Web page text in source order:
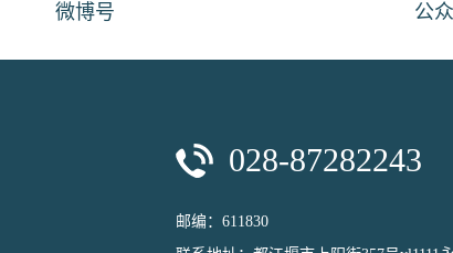
微博号 公
028-87282243
邮编：611830